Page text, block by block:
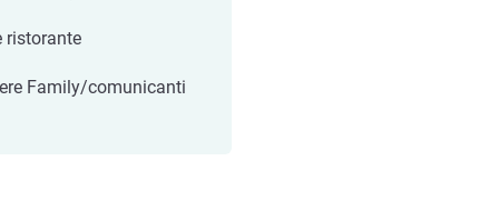
ristorante
Family/comunicanti